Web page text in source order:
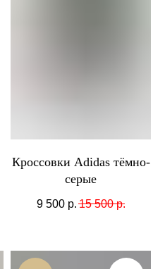
Кроссовки Adidas тёмно-
серые
9 500 р. 15 500 р.